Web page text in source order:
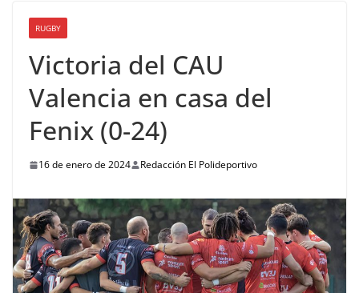
RUGBY
Victoria del CAU
Valencia en casa del
Fenix (0-24)
16 de enero de 2024 Redacción El Polideportivo